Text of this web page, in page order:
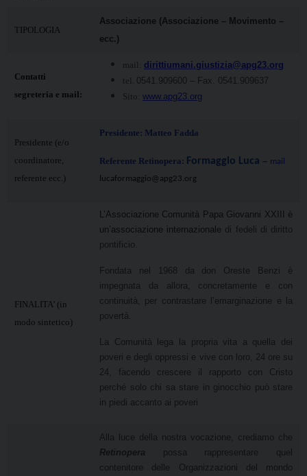
TIPOLOGIA
Associazione (Associazione – Movimento –
ecc.)
Contatti
segreteria e mail:
mail: dirittiumani.giustizia@apg23.org
tel. 0541.909600 – Fax. 0541.909637
Sito: www.apg23.org
Presidente (e/o
coordinatore,
referente ecc.)
Presidente: Matteo Fadda
Referente Retinopera: Formaggio Luca – mail
lucaformaggio@apg23.org
FINALITA’ (in
modo sintetico)
L’Associazione Comunità Papa Giovanni XXIII è
un’associazione internazionale di fedeli di diritto
pontificio.
Fondata nel 1968 da don Oreste Benzi è
impegnata da allora, concretamente e con
continuità, per contrastare l’emarginazione e la
povertà.
La Comunità lega la propria vita a quella dei
poveri e degli oppressi e vive con loro, 24 ore su
24, facendo crescere il rapporto con Cristo
perché solo chi sa stare in ginocchio può stare
in piedi accanto ai poveri
Alla luce della nostra vocazione, crediamo che
Retinopera possa rappresentare quel
contenitore delle Organizzazioni del mondo